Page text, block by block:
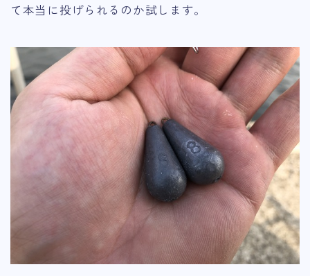
て本当に投げられるのか試します。